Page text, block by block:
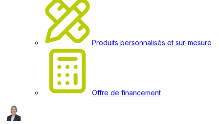
Produits personnalisés et sur-mesure
Offre de financement